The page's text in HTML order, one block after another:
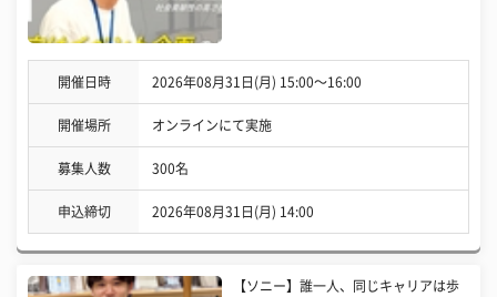
開催日時 2026年08月31日(月) 15:00〜16:00
開催場所 オンラインにて実施
募集人数 300名
申込締切 2026年08月31日(月) 14:00
【ソニー】誰一人、同じキャリアは歩